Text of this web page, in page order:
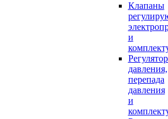
Клапаны
и
давления,
перепада
давления
и